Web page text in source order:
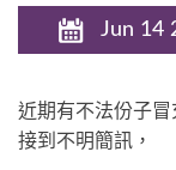
Jun 14
近期有不法份子
接到不明簡訊，